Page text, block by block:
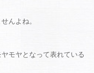
んよね。
モヤとなって表れている